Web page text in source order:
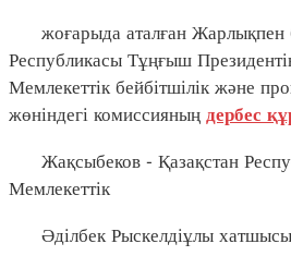
жоғарыда аталған Жарлықпен
Республикасы Тұңғыш
Мемлекеттік бейбітшілік және
жөніндегі комиссияның дербес
Жақсыбеков - Қазақстан
Мемлекеттік
Әділбек Рыскелдіұлы